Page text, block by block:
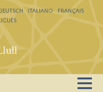
ITALIANO
FRANÇAIS